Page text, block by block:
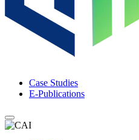
Case Studies
E-Publications